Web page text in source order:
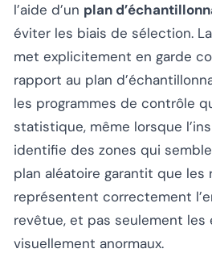
l’aide d’un plan
éviter les biais de sélection.
met explicitement en garde
rapport au plan
les programmes de contrôle
statistique, même lorsque
identifie des zones qui
plan aléatoire garantit que les
représentent correctement
revêtue, et pas seulement les
visuellement anormaux.